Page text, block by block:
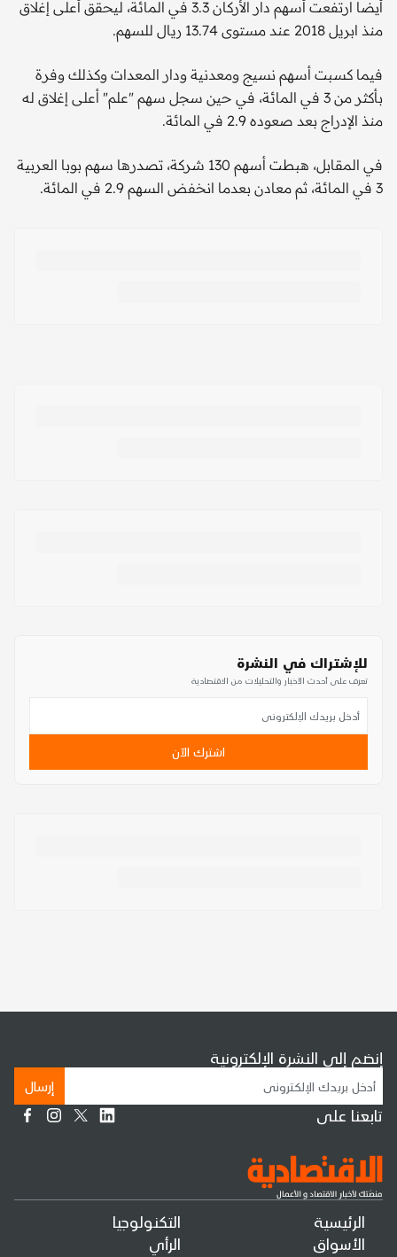
أيضا ارتفعت أسهم دار الأركان 3.3 في المائة، ليحقق أعلى إغلاق
منذ ابريل 2018 عند مستوى 13.74 ريال للسهم.
فيما كسبت أسهم نسيج ومعدنية ودار المعدات وكذلك وفرة
بأكثر من 3 في المائة، في حين سجل سهم "علم" أعلى إغلاق له
منذ الإدراج بعد صعوده 2.9 في المائة.
في المقابل، هبطت أسهم 130 شركة، تصدرها سهم بوبا العربية
3 في المائة، ثم معادن بعدما انخفض السهم 2.9 في المائة.
للإشتراك في النشرة
تعرف على أحدث الأخبار والتحليلات من الاقتصادية
اشترك الآن
الرئيسية
الأسواق
التكنولوجيا
الرأي
إنضم إلى النشرة الإلكترونية
إرسال
تابعنا على